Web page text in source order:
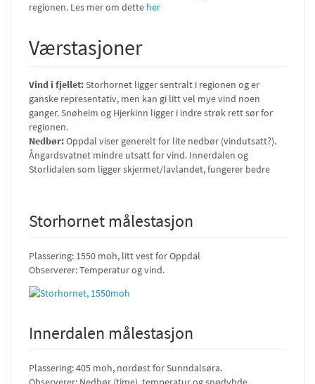
regionen. Les mer om dette her
Værstasjoner
Vind i fjellet:Storhornet ligger sentralt i regionen og er
ganske representativ, men kan gi litt vel mye vind noen
ganger. Snøheim og Hjerkinn ligger i indre strøk rett sør for
regionen.
Nedbør:Oppdal viser generelt for lite nedbør (vindutsatt?).
Ångardsvatnet mindre utsatt for vind. Innerdalen og
Storlidalen som ligger skjermet/lavlandet, fungerer bedre
Storhornet målestasjon
Plassering: 1550 moh, litt vest for Oppdal
Observerer: Temperatur og vind.
Innerdalen målestasjon
Plassering: 405 moh, nordøst for Sunndalsøra.